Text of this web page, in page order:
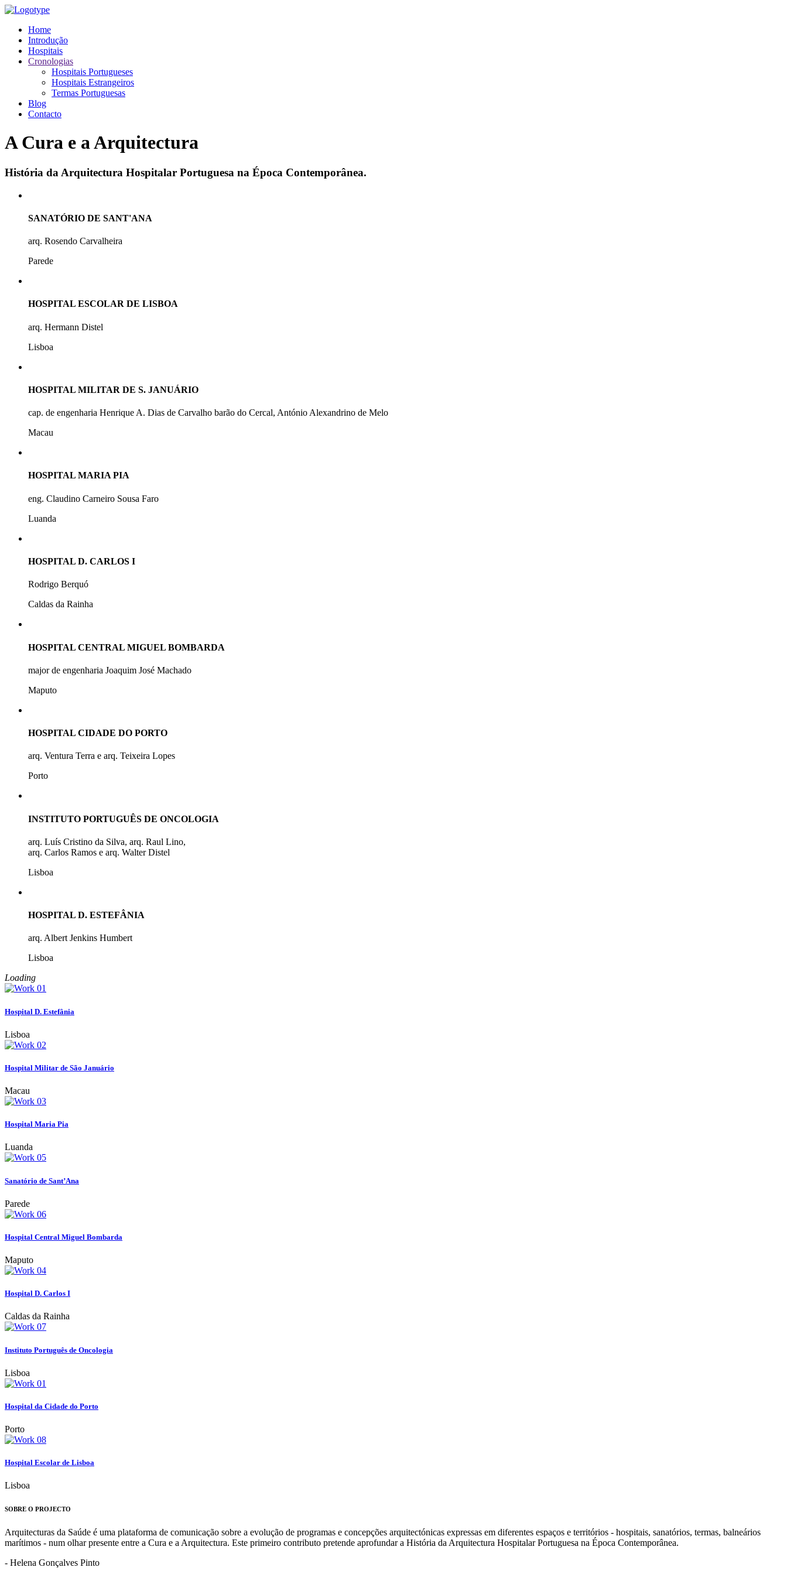
Home
Introdução
Hospitais
Cronologias
Hospitais Portugueses
Hospitais Estrangeiros
Termas Portuguesas
Blog
Contacto
A Cura e a Arquitectura
História da Arquitectura Hospitalar Portuguesa na Época Contemporânea.
SANATÓRIO DE SANT'ANA
arq. Rosendo Carvalheira
Parede
HOSPITAL ESCOLAR DE LISBOA
arq. Hermann Distel
Lisboa
HOSPITAL MILITAR DE S. JANUÁRIO
cap. de engenharia Henrique A. Dias de Carvalho barão do Cercal, António Alexandrino de Melo
Macau
HOSPITAL MARIA PIA
eng. Claudino Carneiro Sousa Faro
Luanda
HOSPITAL D. CARLOS I
Rodrigo Berquó
Caldas da Rainha
HOSPITAL CENTRAL MIGUEL BOMBARDA
major de engenharia Joaquim José Machado
Maputo
HOSPITAL CIDADE DO PORTO
arq. Ventura Terra e arq. Teixeira Lopes
Porto
INSTITUTO PORTUGUÊS DE ONCOLOGIA
arq. Luís Cristino da Silva, arq. Raul Lino,
arq. Carlos Ramos e arq. Walter Distel
Lisboa
HOSPITAL D. ESTEFÂNIA
arq. Albert Jenkins Humbert
Lisboa
Loading
Hospital D. Estefânia
Lisboa
Hospital Militar de São Januário
Macau
Hospital Maria Pia
Luanda
Sanatório de Sant’Ana
Parede
Hospital Central Miguel Bombarda
Maputo
Hospital D. Carlos I
Caldas da Rainha
Instituto Português de Oncologia
Lisboa
Hospital da Cidade do Porto
Porto
Hospital Escolar de Lisboa
Lisboa
SOBRE O PROJECTO
Arquitecturas da Saúde é uma plataforma de comunicação sobre a evolução de programas e concepções arquitectónicas expressas em diferentes espaços e territórios - hospitais, sanatórios, termas, balneários
marítimos - num olhar presente entre a Cura e a Arquitectura. Este primeiro contributo pretende aprofundar a História da Arquitectura Hospitalar Portuguesa na Época Contemporânea.
- Helena Gonçalves Pinto